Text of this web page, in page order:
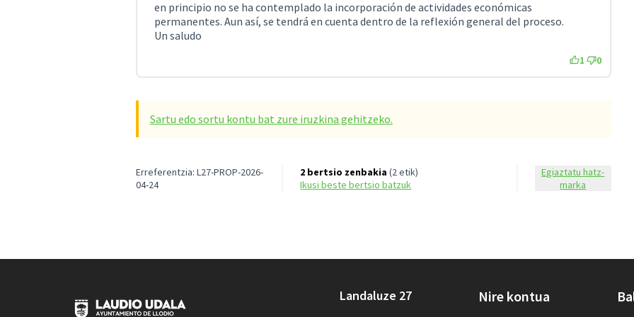
en principio no se ha contemplado la incorporación de actividades económicas
permanentes. Aun así, se tendrá en cuenta dentro de la reflexión general del proceso.
Un saludo
1 0
Sartu edo sortu kontu bat zure iruzkina gehitzeko.
Erreferentzia: L27-PROP-2026-
04-24
2 bertsio zenbakia (2 etik)
ikusi beste bertsio batzuk
Egiaztatu hatz-
marka
Landaluze 27 Nire kontua